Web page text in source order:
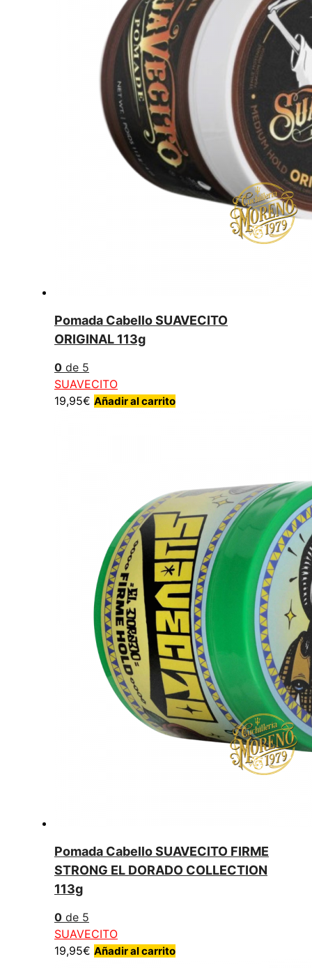
Pomada Cabello SUAVECITO
ORIGINAL 113g
0 de 5
SUAVECITO
19,95€ Añadir al carrito
Pomada Cabello SUAVECITO FIRME
STRONG EL DORADO COLLECTION
113g
0 de 5
SUAVECITO
19,95€ Añadir al carrito